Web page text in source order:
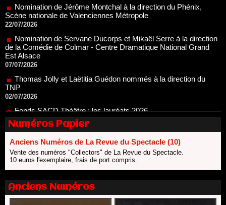
22/07/2026
Nomination de Servane Ducorps et Mikaël Serre à la direction
de la Comédie de Colmar - Centre Dramatique National Grand
Est Alsace
07/07/2026
Thomas Jolly et Laëtitia Guédon nommés à la direction du
TNP
02/07/2026
Fonds SACD Théâtre : les lauréats 2026
23/06/2026
Dispositif ARTCENA Écrire pour le cirque, les lauréats 2026 !
20/06/2026
Le palmarès des prix SACD 2026
18/06/2026
Les 10 lauréats du Fonds Grandes Formes Théâtre 2026
SACD
Nomination de Nathalie Garraud et Olivier Saccomano à la
direction du Théâtre de Gennevilliers - CDN
Numéros Papier
Anciens Numéros de La Revue du Spectacle (10)
Vente des numéros "Collectors" de La Revue du Spectacle.
10 euros l'exemplaire, frais de port compris.
Anciens Numéros